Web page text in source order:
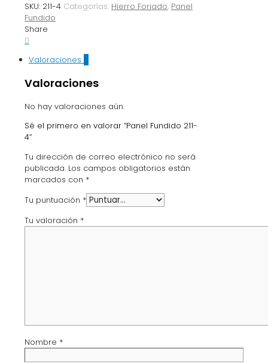
SKU: 211-4 Categorías: Hierro Forjado, Panel
Fundido
Share
0
Valoraciones
Valoraciones
No hay valoraciones aún.
Sé el primero en valorar “Panel Fundido 211-
4”
Tu dirección de correo electrónico no será
publicada. Los campos obligatorios están
marcados con *
Tu puntuación *
Tu valoración *
Nombre *